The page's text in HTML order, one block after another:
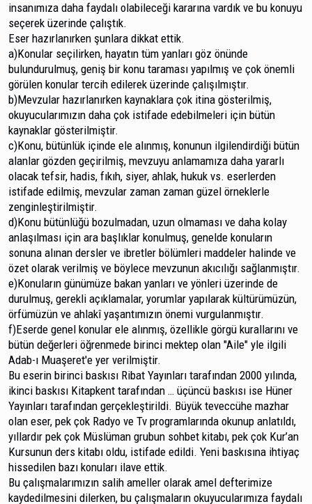
insanımıza daha faydalı olabileceği kararına vardık ve bu konuyu
seçerek üzerinde çalıştık.
Eser hazırlanırken şunlara dikkat ettik.
a)Konular seçilirken, hayatın tüm yanları göz önünde
bulundurulmuş, geniş bir konu taraması yapılmış ve çok önemli
görülen konular tercih edilerek üzerinde çalışıl­mıştır.
b)Mevzular hazırlanırken kaynaklara çok itina gös­terilmiş,
okuyucularımızın daha çok istifade edebilmeleri için bütün
kaynaklar gösterilmiştir.
c)Konu, bütünlük içinde ele alınmış, konunun ilgi­lendirdiği bütün
alanlar gözden geçirilmiş, mevzuyu anla­mamıza daha yararlı
olacak tefsir, hadis, fıkıh, siyer, ahlak, hukuk vs. eserlerden
istifade edilmiş, mevzular zaman za­man güzel örneklerle
zenginleştirilmiştir.
d)Konu bütünlüğü bozulmadan, uzun olmaması ve daha kolay
anlaşılması için ara başlıklar konulmuş, genelde konuların
sonuna alınan dersler ve ibretler bölümleri maddeler halinde ve
özet olarak verilmiş ve böylece mev­zunun akıcılığı sağlanmıştır.
e)Konuların günümüze bakan yanları ve yönleri üzerinde de
durulmuş, gerekli açıklamalar, yorumlar yapıla­rak kültürümüzün,
örfümüzün ve ahlakî yaşantımızın önemi vurgulanmıştır.
f)Eserde genel konular ele alınmış, özellikle görgü kurallarını ve
bütün değerleri öğrenmede birinci mektep olan "Aile" yle ilgili
Adab-ı Muaşeret'e yer verilmiştir.
Bu eserin birinci baskısı Ribat Yayınları tarafından 2000 yılında,
ikinci baskısı Kitapkent tarafından … üçüncü baskısı ise Hüner
Yayınları tarafından gerçekleştirildi. Büyük teveccühe mazhar
olan eser, pek çok Radyo ve Tv programlarında okunup anlatıldı,
yıllardır pek çok Müslüman grubun sohbet kitabı, pek çok Kur’an
Kursunun ders kitabı oldu, istifade edildi. Yeni baskısına ihtiyaç
hissedilen bazı konuları ilave ettik.
Bu çalışmalarımızın salih ameller olarak amel defte­rimize
kaydedilmesini dilerken, bu çalışmaların okuyucularımıza faydalı